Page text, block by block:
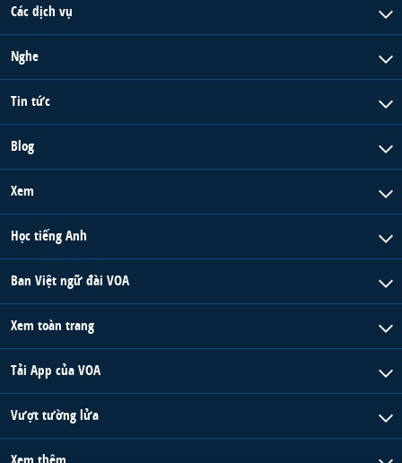
Các dịch vụ
Nghe
Tin tức
Blog
Xem
Học tiếng Anh
Ban Việt ngữ đài VOA
Xem toàn trang
Tải App của VOA
Vượt tường lửa